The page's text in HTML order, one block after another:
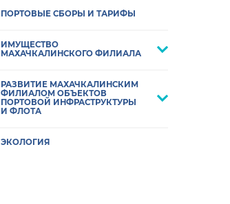
ПОРТОВЫЕ СБОРЫ И ТАРИФЫ
ИМУЩЕСТВО
МАХАЧКАЛИНСКОГО ФИЛИАЛА
РАЗВИТИЕ МАХАЧКАЛИНСКИМ
ФИЛИАЛОМ ОБЪЕКТОВ
ПОРТОВОЙ ИНФРАСТРУКТУРЫ
И ФЛОТА
ЭКОЛОГИЯ